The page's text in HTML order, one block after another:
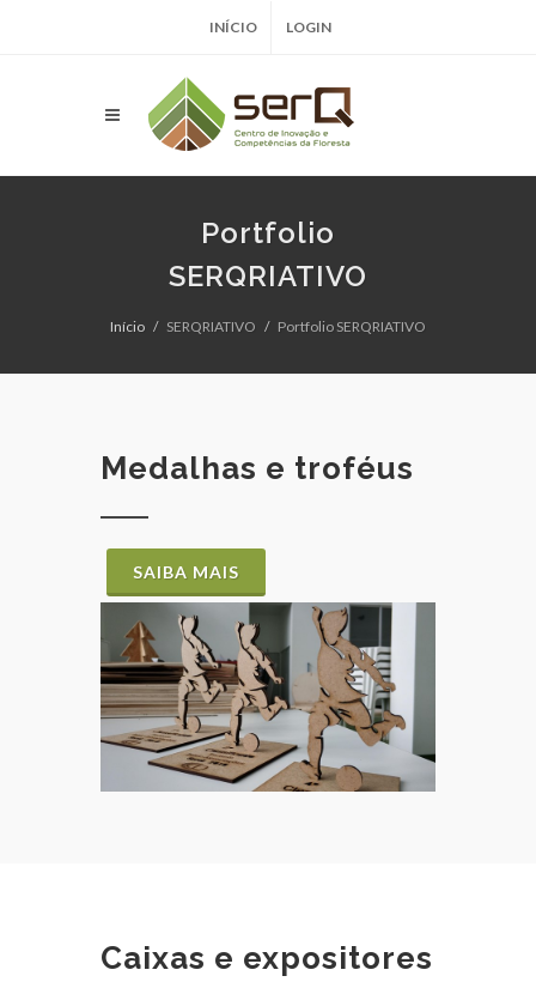
INÍCIO LOGIN
Portfolio
SERQRIATIVO
Início SERQRIATIVO Portfolio SERQRIATIVO
Medalhas e troféus
SAIBA MAIS
Caixas e expositores